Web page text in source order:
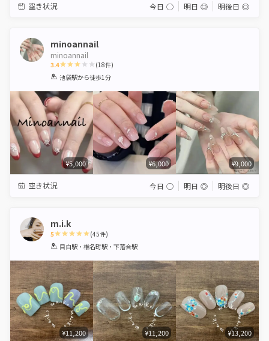
空き状況 今日 ◯ 明日 ◎ 明後日 ◎
minoannail
minoannail
3.4
1 2 3 4 5
(18件)
池袋駅から徒歩1分
¥5,000 ¥6,000 ¥9,000
空き状況 今日 ◯ 明日 ◎ 明後日 ◎
m.i.k
5
1 2 3 4 5
(45件)
目白駅・椎名町駅・下落合駅
¥11,200 ¥11,200 ¥13,200